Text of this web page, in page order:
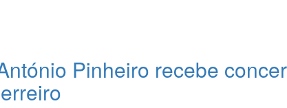
Pinheiro recebe